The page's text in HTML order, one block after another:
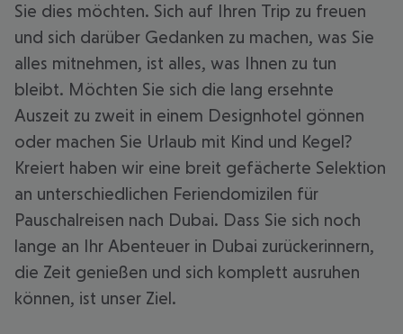
Sie dies möchten. Sich auf Ihren Trip zu freuen
und sich darüber Gedanken zu machen, was Sie
alles mitnehmen, ist alles, was Ihnen zu tun
bleibt. Möchten Sie sich die lang ersehnte
Auszeit zu zweit in einem Designhotel gönnen
oder machen Sie Urlaub mit Kind und Kegel?
Kreiert haben wir eine breit gefächerte Selektion
an unterschiedlichen Feriendomizilen für
Pauschalreisen nach Dubai. Dass Sie sich noch
lange an Ihr Abenteuer in Dubai zurückerinnern,
die Zeit genießen und sich komplett ausruhen
können, ist unser Ziel.